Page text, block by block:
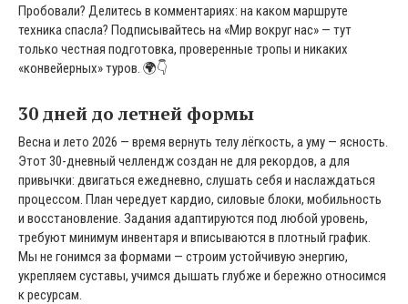
Пробовали? Делитесь в комментариях: на каком маршруте
техника спасла? Подписывайтесь на «Мир вокруг нас» — тут
только честная подготовка, проверенные тропы и никаких
«конвейерных» туров. 🌍👇
30 дней до летней формы
Весна и лето 2026 — время вернуть телу лёгкость, а уму — ясность.
Этот 30-дневный челлендж создан не для рекордов, а для
привычки: двигаться ежедневно, слушать себя и наслаждаться
процессом. План чередует кардио, силовые блоки, мобильность
и восстановление. Задания адаптируются под любой уровень,
требуют минимум инвентаря и вписываются в плотный график.
Мы не гонимся за формами — строим устойчивую энергию,
укрепляем суставы, учимся дышать глубже и бережно относимся
к ресурсам.